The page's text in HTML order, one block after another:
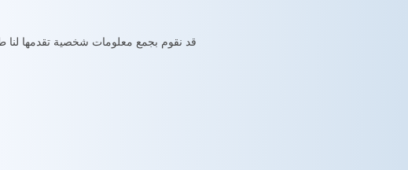
قد نقوم بجمع معلومات شخصية تقدمها لنا